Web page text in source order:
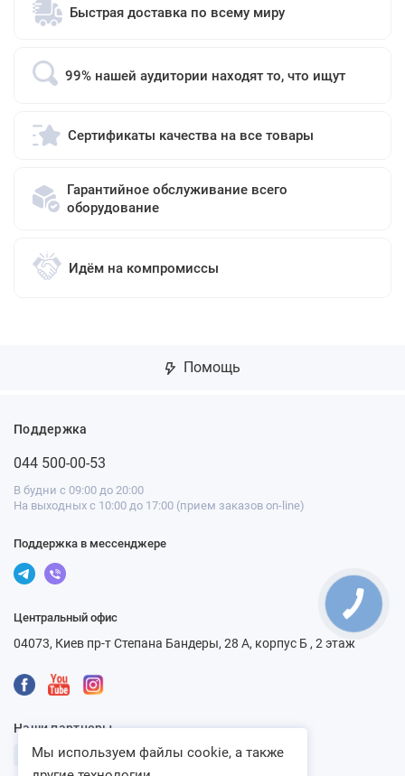
Быстрая доставка по всему миру
99% нашей аудитории находят то, что ищут
Сертификаты качества на все товары
Гарантийное обслуживание всего
оборудование
Идём на компромиссы
Помощь
Поддержка
044 500-00-53
В будни с 09:00 до 20:00
На выходных с 10:00 до 17:00 (прием заказов on-line)
Поддержка в мессенджере
Центральный офис
04073, Киев пр-т Степана Бандеры, 28 А, корпус Б , 2 этаж
Наши партнеры
Мы используем файлы cookie, а также